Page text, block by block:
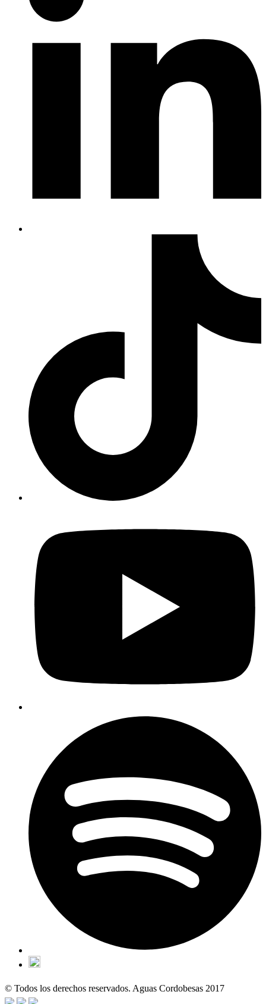
© Todos los derechos reservados. Aguas Cordobesas 2017